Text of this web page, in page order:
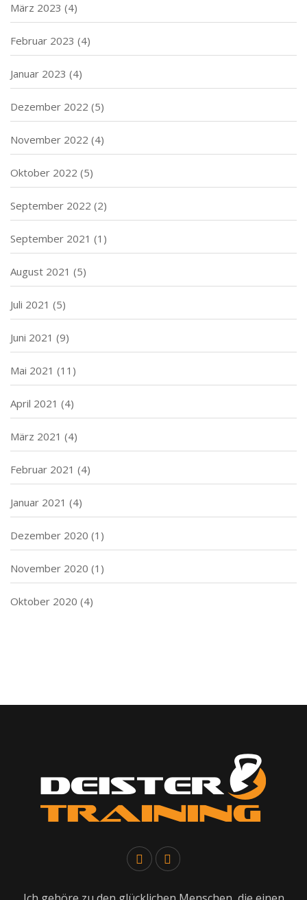
März 2023 (4)
Februar 2023 (4)
Januar 2023 (4)
Dezember 2022 (5)
November 2022 (4)
Oktober 2022 (5)
September 2022 (2)
September 2021 (1)
August 2021 (5)
Juli 2021 (5)
Juni 2021 (9)
Mai 2021 (11)
April 2021 (4)
März 2021 (4)
Februar 2021 (4)
Januar 2021 (4)
Dezember 2020 (1)
November 2020 (1)
Oktober 2020 (4)